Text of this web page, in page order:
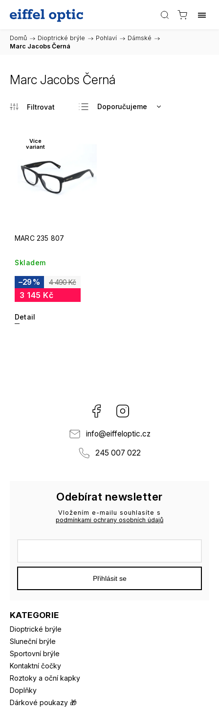
Domů / Dioptrické brýle / Pohlaví / Dámské /
Marc Jacobs Černá
Marc Jacobs Černá
Doporučujeme
Více
variant
MARC 235 807
Skladem
4 490 Kč
–29 %
3 145 Kč
Detail
Facebook
info@eiffeloptic.cz
245 007 022
KATEGORIE
Dioptrické brýle
Sluneční brýle
Sportovní brýle
Kontaktní čočky
Roztoky a oční kapky
Doplňky
Dárkové poukazy 🎁
Odebírat newsletter
Vložením e-mailu souhlasíte s
podmínkami ochrany osobních údajů
Přihlásit se